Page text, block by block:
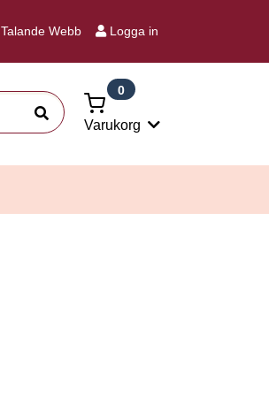
Talande Webb Logga in
Sök
Varukorg
0